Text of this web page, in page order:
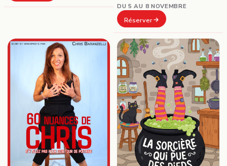
DU 5 AU 8 NOVEMBRE
Réserver